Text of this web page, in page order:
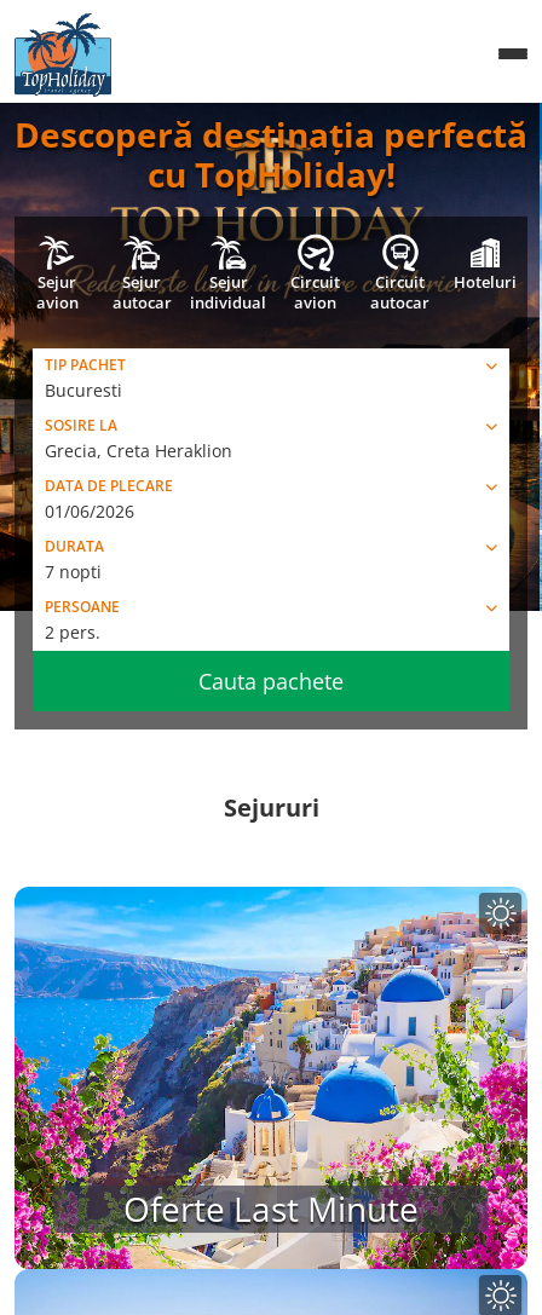
Descoperă destinația perfectă
cu TopHoliday!
Sejur
avion
Sejur
autocar
Sejur
individual
Circuit
avion
Circuit
autocar
Hoteluri
TIP PACHET
Bucuresti
SOSIRE LA
Grecia, Creta Heraklion
DATA DE PLECARE
01/06/2026
DURATA
7 nopti
PERSOANE
2 pers.
Cauta pachete
Sejururi
Oferte Last Minute